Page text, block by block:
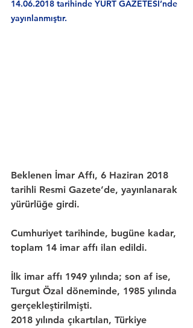
14.06.2018 tarihinde YURT GAZETESİ’nde
yayınlanmıştır.
Beklenen İmar Affı, 6 Haziran 2018
tarihli Resmi Gazete’de, yayınlanarak
yürürlüğe girdi.
Cumhuriyet tarihinde, bugüne kadar,
toplam 14 imar affı ilan edildi.
İlk imar affı 1949 yılında; son af ise,
Turgut Özal döneminde, 1985 yılında
gerçekleştirilmişti.
2018 yılında çıkartılan, Türkiye